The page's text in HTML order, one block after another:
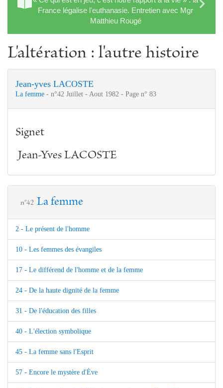
France légalise l'euthanasie. Entretien avec Mgr
Matthieu Rougé
L'altération : l'autre histoire
Jean-yves LACOSTE
La femme - n°42 Juillet - Aout 1982 - Page n° 83
Signet
Jean-Yves LACOSTE
n°42 La femme
2 - Le présent de l'homme
10 - Les femmes des évangiles
17 - Le différend de l'homme et de la femme
24 - De la haute dignité de la femme
31 - De l'éducation des filles
40 - L'élection symbolique
45 - La femme sans l'Esprit
57 - Encore le mystère d'Ève